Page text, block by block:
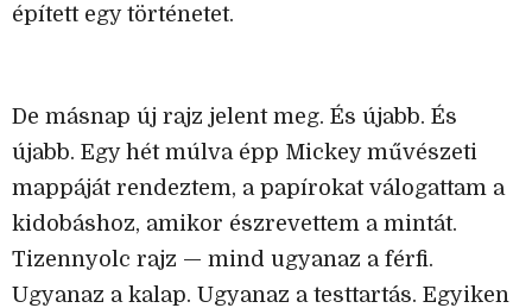
épített egy történetet.
De másnap új rajz jelent meg. És újabb. És
újabb. Egy hét múlva épp Mickey művészeti
mappáját rendeztem, a papírokat válogattam a
kidobáshoz, amikor észrevettem a mintát.
Tizennyolc rajz — mind ugyanaz a férfi.
Ugyanaz a kalap. Ugyanaz a testtartás. Egyiken